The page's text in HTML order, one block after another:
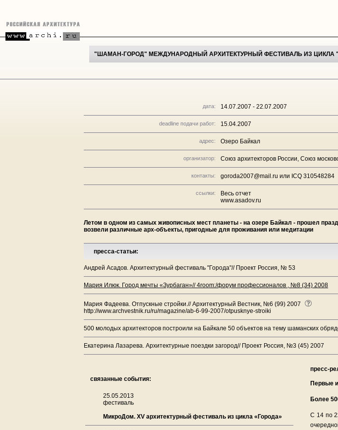
"ШАМАН-ГОРОД" МЕЖДУНАРОДНЫЙ АРХИТЕКТУРНЫЙ ФЕСТИВАЛЬ ИЗ ЦИКЛА
дата: 14.07.2007 - 22.07.2007
deadline подачи работ: 15.04.2007
адрес: Озеро Байкал
организатор: Союз архитекторов России, Союз
контакты: goroda2007@mail.ru или ICQ 310548284
ссылки:
Весь отчет
www.asadov.ru
Летом в одном из самых живописных мест планеты - на озере Байкал - прошел
возвели различные арх-объекты, пригодные для проживания или медитации
пресса-статьи:
Андрей Асадов. Архитектурный фестиваль "Города"// Проект Россия, № 53
Мария Илюк. Город мечты «Зурбаган»// 4room:/форум профессионалов , №8 (34) 2008
Мария Фадеева. Отпускные стройки.// Архитектурный Вестник, №6 (99) 2007
http://www.archvestnik.ru/ru/magazine/ab-6-99-2007/otpusknye-stroiki
500 молодых архитекторов построили на Байкале 50 объектов на тему шаманских
Екатерина Лазарева. Архитектурные поездки загород// Проект Россия, №3 (45) 2007
связанные события:
25.05.2013
фестиваль
МикроДом. XV архитектурный фестиваль из цикла «Города»
пресс-
Первые
Более
С 14 по